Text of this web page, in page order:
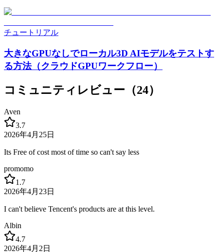
チュートリアル
大きなGPUなしでローカル3D AIモデルをテストす
る方法（クラウドGPUワークフロー）
コミュニティレビュー（24）
Aven
3.7
2026年4月25日
Its Free of cost most of time so can't say less
promomo
1.7
2026年4月23日
I can't believe Tencent's products are at this level.
Albin
4.7
2026年4月2日